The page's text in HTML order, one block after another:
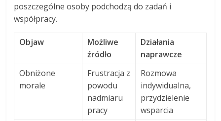
poszczególne osoby podchodzą do zadań i
współpracy.
Objaw
Możliwe
źródło
Działania
naprawcze
Obniżone
morale
Frustracja z
powodu
nadmiaru
pracy
Rozmowa
indywidualna,
przydzielenie
wsparcia